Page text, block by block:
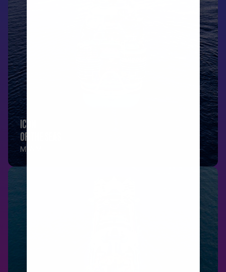
ICON
OF THE SEAS
MIAMI